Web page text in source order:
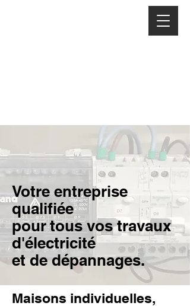
Votre entreprise
qualifiée
pourtous vos travaux
d'électricité
et de dépannages.
Maisons individuelles,